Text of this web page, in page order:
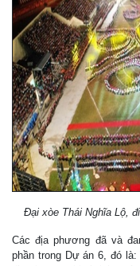
Đại xòe Thái Nghĩa Lộ,
Các địa phương đã và
phần trong Dự án 6, đó